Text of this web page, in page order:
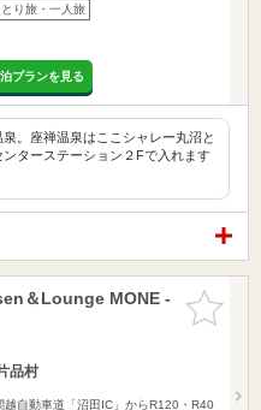
り旅・一人旅
プランを見る
。座禅温泉はここシャレー丸沼と
ターステーション２Fで入れます
お気に入
りに追加
＆Lounge MONE -
品村
自動車道「沼田IC」からR120・R40